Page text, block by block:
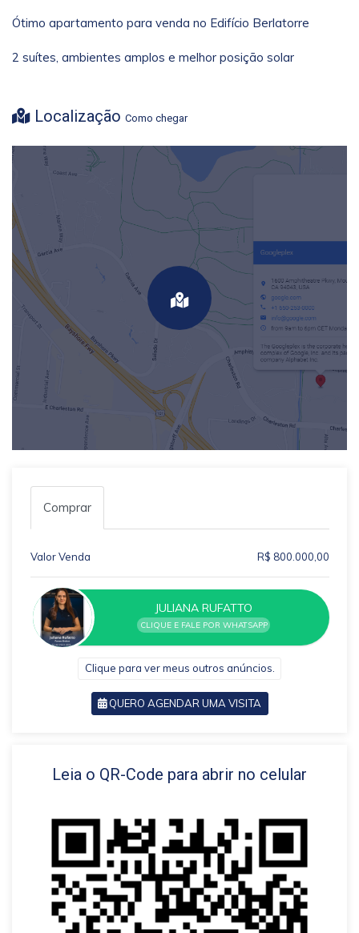
Ótimo apartamento para venda no Edifício Berlatorre
2 suítes, ambientes amplos e melhor posição solar
Localização Como chegar
Comprar
Valor Venda R$ 800.000,00
JULIANA RUFATTO
CLIQUE E FALE POR WHATSAPP
Clique para ver meus outros anúncios.
QUERO AGENDAR UMA VISITA
VOLTAR
Leia o QR-Code para abrir no celular